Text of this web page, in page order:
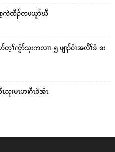
ၢစ့ကဲထီၣ်တပယူာ်ဃီ
ၢ်ကွံာ်သုးကလၢၤ ၅ ဖျၢၣ်၀ံၤအလီၢ်ခံ စး
သုးမၤဟးဂီၤ၀ဲအံၤ